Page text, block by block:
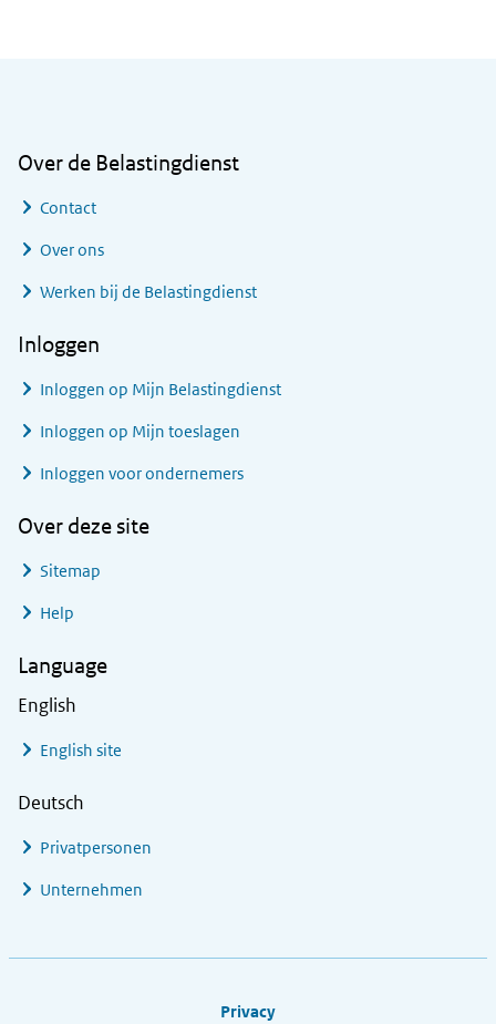
Over de Belastingdienst
Contact
Over ons
Werken bij de Belastingdienst
Inloggen
Inloggen op Mijn Belastingdienst
Inloggen op Mijn toeslagen
Inloggen voor ondernemers
Over deze site
Sitemap
Help
Language
English
English site
Deutsch
Privatpersonen
Unternehmen
Privacy